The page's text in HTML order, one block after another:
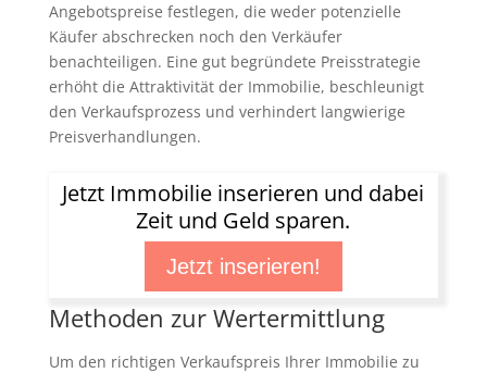
Angebotspreise festlegen, die weder potenzielle
Käufer abschrecken noch den Verkäufer
benachteiligen. Eine gut begründete Preisstrategie
erhöht die Attraktivität der Immobilie, beschleunigt
den Verkaufsprozess und verhindert langwierige
Preisverhandlungen.
Jetzt Immobilie inserieren und dabei
Zeit und Geld sparen.
Jetzt inserieren!
Methoden zur Wertermittlung
Um den richtigen Verkaufspreis Ihrer Immobilie zu